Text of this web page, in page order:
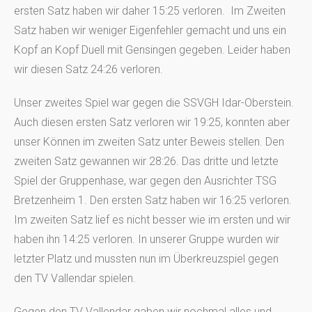
ersten Satz haben wir daher 15:25 verloren. Im Zweiten
Satz haben wir weniger Eigenfehler gemacht und uns ein
Kopf an Kopf Duell mit Gensingen gegeben. Leider haben
wir diesen Satz 24:26 verloren.
Unser zweites Spiel war gegen die SSVGH Idar-Oberstein.
Auch diesen ersten Satz verloren wir 19:25, konnten aber
unser Können im zweiten Satz unter Beweis stellen. Den
zweiten Satz gewannen wir 28:26. Das dritte und letzte
Spiel der Gruppenhase, war gegen den Ausrichter TSG
Bretzenheim 1. Den ersten Satz haben wir 16:25 verloren.
Im zweiten Satz lief es nicht besser wie im ersten und wir
haben ihn 14:25 verloren. In unserer Gruppe wurden wir
letzter Platz und mussten nun im Überkreuzspiel gegen
den TV Vallendar spielen.